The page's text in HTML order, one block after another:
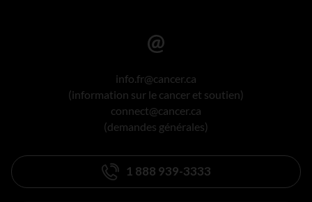
info.fr@cancer.ca
(information sur le cancer et soutien)
connect@cancer.ca
(demandes générales)
1 888 939-3333